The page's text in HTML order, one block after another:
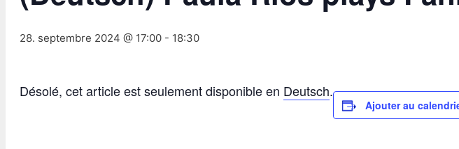
28. septembre 2024 @ 17:00 - 18:30
Désolé, cet article est seulement disponible en Deutsch.
Ajouter au